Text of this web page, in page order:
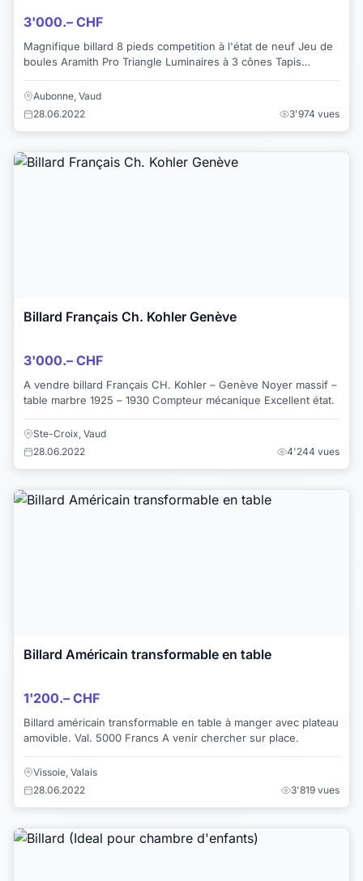
3'000.– CHF
Magnifique billard 8 pieds competition à l'état de neuf Jeu de
boules Aramith Pro Triangle Luminaires à 3 cônes Tapis
Aubonne, Vaud
28.06.2022
3'974 vues
Billard Français Ch. Kohler Genève
3'000.– CHF
A vendre billard Français CH. Kohler – Genève Noyer massif –
table marbre 1925 – 1930 Compteur mécanique Excellent état.
Ste-Croix, Vaud
28.06.2022
4'244 vues
Billard Américain transformable en table
1'200.– CHF
Billard américain transformable en table à manger avec plateau
amovible. Val. 5000 Francs A venir chercher sur place.
Vissoie, Valais
28.06.2022
3'819 vues